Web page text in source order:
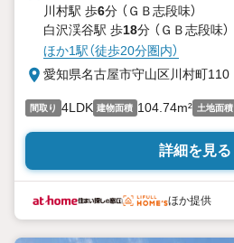
川村駅 歩6分 （ＧＢ志段味）
白沢渓谷駅 歩18分 （ＧＢ志段味）
ほか1駅（徒歩20分圏内）
愛知県名古屋市守山区川村町110
間取り 4LDK 建物面積 104.74m² 土地面積
詳細を見る
ほか提供